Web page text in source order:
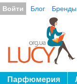
Войти Блог Бренды
Парфюмерия